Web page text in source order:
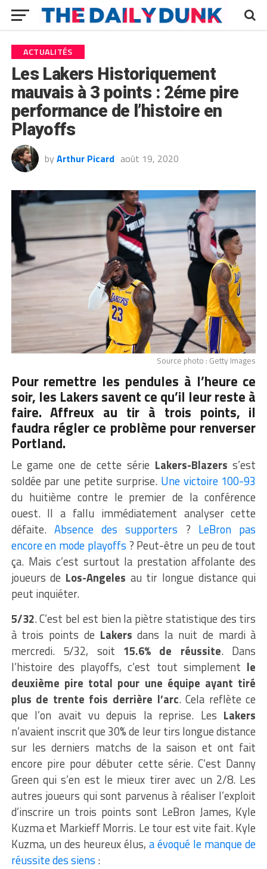
ACTUALITÉS
Les Lakers Historiquement
mauvais à 3 points : 2éme pire
performance de l’histoire en
Playoffs
by Arthur Picard août 19, 2020
Source photo : Getty Images
Pour remettre les pendules à l’heure ce
soir, les Lakers savent ce qu’il leur reste à
faire. Affreux au tir à trois points, il
faudra régler ce problème pour renverser
Portland.
Le game one de cette série Lakers-Blazers s’est
soldée par une petite surprise. Une victoire 100-93
du huitième contre le premier de la conférence
ouest. Il a fallu immédiatement analyser cette
défaite. Absence des supporters ? LeBron pas
encore en mode playoffs ? Peut-être un peu de tout
ça. Mais c’est surtout la prestation affolante des
joueurs de Los-Angeles au tir longue distance qui
peut inquiéter.
5/32. C’est bel est bien la piètre statistique des tirs
à trois points de Lakers dans la nuit de mardi à
mercredi. 5/32, soit 15.6% de réussite. Dans
l’histoire des playoffs, c’est tout simplement le
deuxième pire total pour une équipe ayant tiré
plus de trente fois derrière l’arc. Cela reflète ce
que l’on avait vu depuis la reprise. Les Lakers
n’avaient inscrit que 30% de leur tirs longue distance
sur les derniers matchs de la saison et ont fait
encore pire pour débuter cette série. C’est Danny
Green qui s’en est le mieux tirer avec un 2/8. Les
autres joueurs qui sont parvenus à réaliser l’exploit
d’inscrire un trois points sont LeBron James, Kyle
Kuzma et Markieff Morris. Le tour est vite fait. Kyle
Kuzma, un des heureux élus,a évoqué le manque de
réussite des siens :